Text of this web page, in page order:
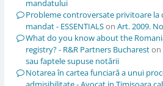
mandatului
Probleme controversate privitoare la
mandat - ESSENTIALSon Art. 2009.
What do you know about the
registry? - R&R Partners Buchareston
sau faptele supuse notării
Notarea în cartea funciară a unui